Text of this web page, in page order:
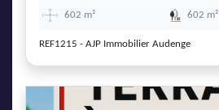
602 m² 602 m²
REF1215 - AJP Immobilier Audenge